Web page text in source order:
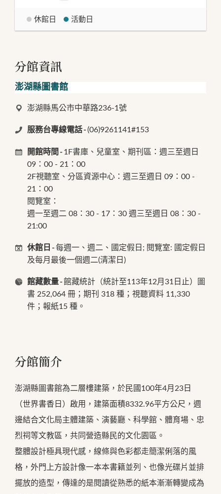
休館日 活動日
分館資訊
澎湖縣圖書館
澎湖縣馬公市中華路236-1號
服務台專線電話 (06)9261141#153
開館時間
1F書庫、兒童室、期刊區：週三至週日
09：00 - 21：00
2F視聽室、分區資源中心：週三至週日 09：00 -
21：00
閱覽室：
週一至週二 08：30 - 17：30 週三至週日 08：30 -
21:00
休館日
每週一、週二、國定假日; 閱覽室: 國定假日
及每月最後一個週二(清潔日)
館藏數量
館藏統計（統計至113年12月31日止）圖
書 252,064 冊；期刊 318 種；視聽資料 11,330
件；報紙15 種。
分館簡介
澎湖縣圖書館為二層樓建築，於民國100年4月23日
（世界書香日）啟用，建築面積8332.96平方公尺，週
邊結合文化局主體建築、演藝廳、科學館、體育場、忠
烈祠等文教區，共同營造縣民的文化園區。
整體設計極具現代感，線條與色彩都走簡潔俐落的風
格，外門上方設計像一本本書籍並列、也像光碟片並排
擺放的造型，傳達的是閱讀從熟悉的紙本漸漸轉變成為